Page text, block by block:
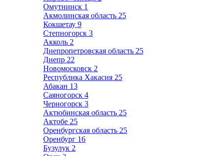
Омутнинск 1
Акмолинская область 25
Кокшетау 9
Степногорск 3
Акколь 2
Днепропетровская область 25
Днепр 22
Новомосковск 2
Республика Хакасия 25
Абакан 13
Саяногорск 4
Черногорск 3
Актюбинская область 25
Актобе 25
Оренбургская область 25
Оренбург 16
Бузулук 2